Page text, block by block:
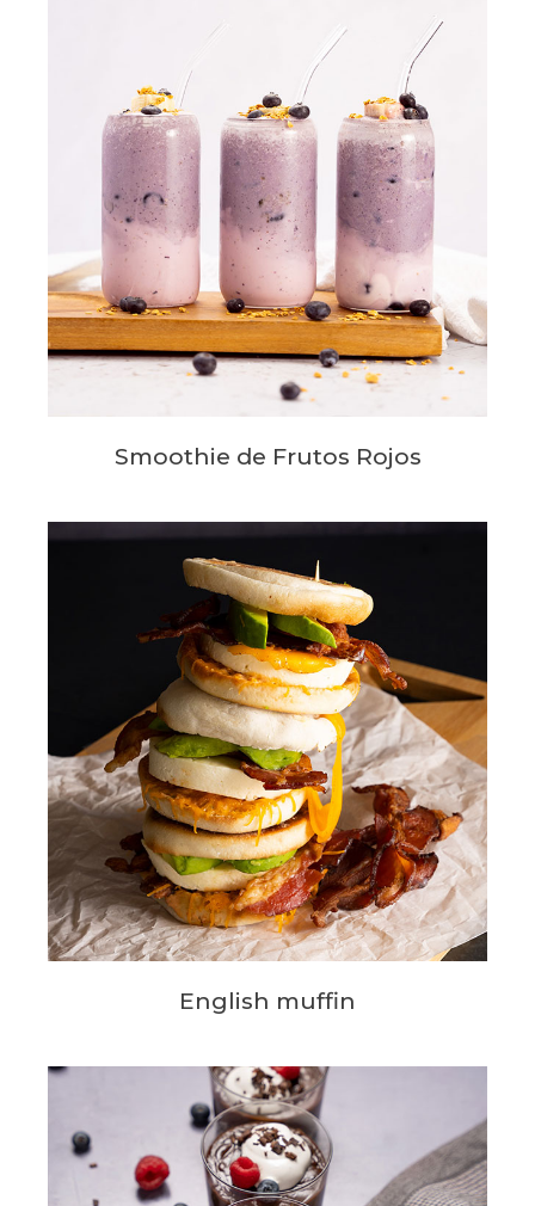
Smoothie de Frutos Rojos
English muffin